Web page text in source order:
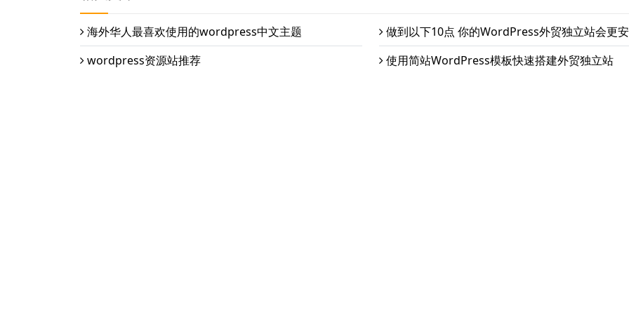
海外华人最喜欢使用的wordpress中文主题
做到以下10点 你的WordPress外贸独立站会更
wordpress资源站推荐
使用简站WordPress模板快速搭建外贸独立站